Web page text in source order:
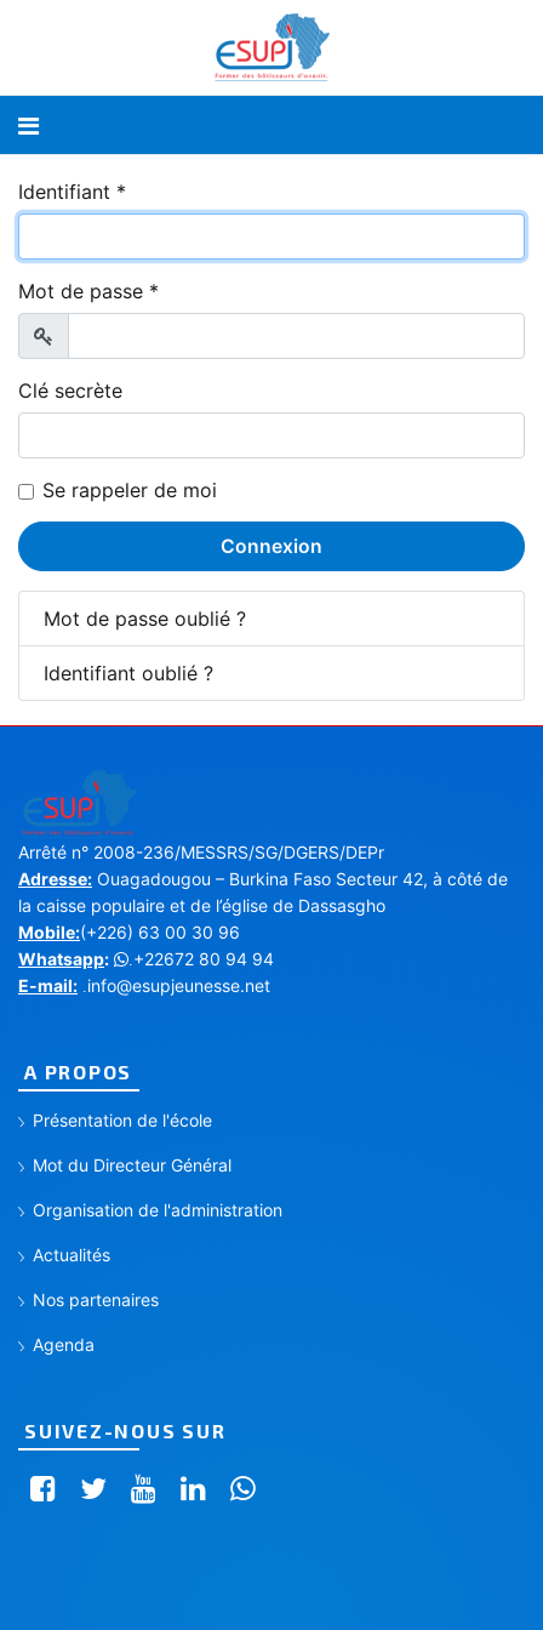
Identifiant *
Mot de passe *
Afficher
Clé secrète
Se rappeler de moi
Connexion
Mot de passe oublié ?
Identifiant oublié ?
Arrêté n° 2008-236/MESSRS/SG/DGERS/DEPr
Adresse: Ouagadougou – Burkina Faso Secteur 42, à côté de
la caisse populaire et de l’église de Dassasgho
Mobile:(+226) 63 00 30 96
Whatsapp:
+22672 80 94 94
E-mail: info@esupjeunesse.net
A PROPOS
Présentation de l'école
Mot du Directeur Général
Organisation de l'administration
Actualités
Nos partenaires
Agenda
SUIVEZ-NOUS SUR